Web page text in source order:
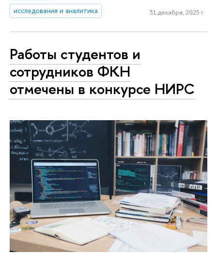
исследования и аналитика
31 декабря, 2025 г.
Работы студентов и
сотрудников ФКН
отмечены в конкурсе НИРС